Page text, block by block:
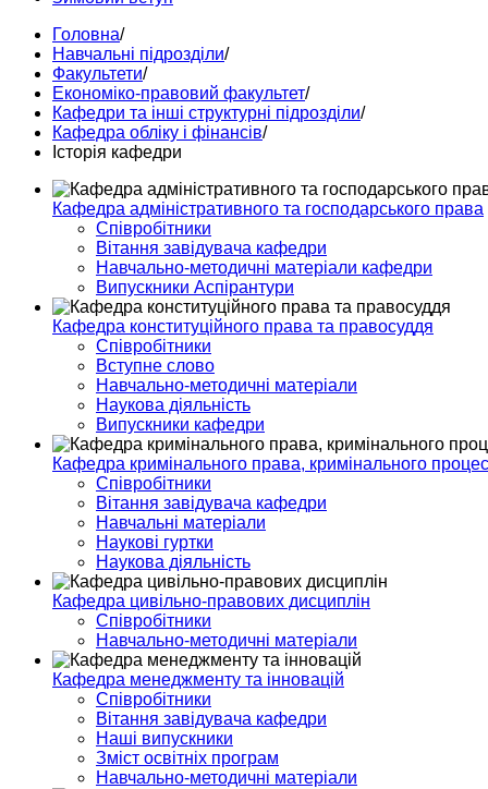
Головна/
Навчальні підрозділи/
Факультети/
Економіко-правовий факультет/
Кафедри та інші структурні підрозділи/
Кафедра обліку і фінансів/
Історія кафедри
Кафедра адміністративного та господарського права
Співробітники
Вітання завідувача кафедри
Навчально-методичні матеріали кафедри
Випускники Аспірантури
Кафедра конституційного права та правосуддя
Співробітники
Вступне слово
Навчально-методичні матеріали
Наукова діяльність
Випускники кафедри
Кафедра кримінального права, кримінального
Співробітники
Вітання завідувача кафедри
Навчальні матеріали
Наукові гуртки
Наукова діяльність
Кафедра цивільно-правових дисциплін
Співробітники
Навчально-методичні матеріали
Кафедра менеджменту та інновацій
Співробітники
Вітання завідувача кафедри
Наші випускники
Зміст освітніх програм
Навчально-методичні матеріали